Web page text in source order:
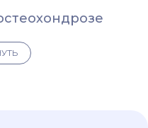
изменений
аппарата